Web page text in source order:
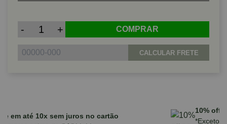
- + COMPRAR
CALCULAR FRETE
Parcele em até 10x sem juros no cartão